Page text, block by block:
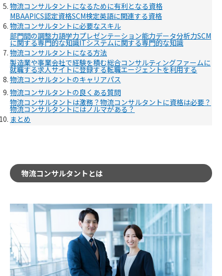
物流コンサルタントになるために有利となる資格
MBAAPICS認定資格SCM検定英語に関連する資格
物流コンサルタントに必要なスキル
部門間の調整力語学力プレゼンテーション能力データ分析力SCM
に関する専門的な知識ITシステムに関する専門的な知識
物流コンサルタントになる方法
製造業や事業会社で経験を積む総合コンサルティングファームに
就職する求人サイトに登録する転職エージェントを利用する
物流コンサルタントのキャリアパス
物流コンサルタントの良くある質問
物流コンサルタントは激務？物流コンサルタントに資格は必要？
物流コンサルタントにはノルマがある？
まとめ
物流コンサルタントとは